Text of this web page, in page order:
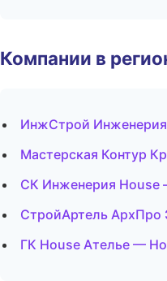
Компании в
ИнжСтрой
Мастерская Контур
СК Инженерия House
СтройАртель
ГК House Ателье —